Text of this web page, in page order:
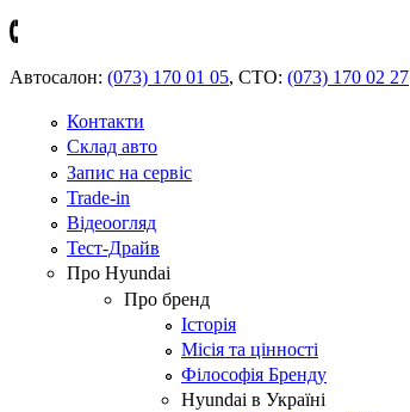
Автосалон: (073) 170 01 05, СТО: (073) 170 02 27
Контакти
Склад авто
Запис на сервіс
Trade-in
Відеоогляд
Тест-Драйв
Про Hyundai
Про бренд
Історія
Місія та цінності
Філософія Бренду
Hyundai в Україні